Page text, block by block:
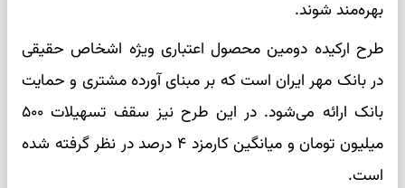
بهره‌مند شوند.
طرح ارکیده دومین محصول اعتباری ویژه اشخاص حقیقی
در بانک مهر ایران است که بر مبنای آورده مشتری و حمایت
بانک ارائه می‌شود. در این طرح نیز سقف تسهیلات ۵۰۰
میلیون تومان و میانگین کارمزد ۴ درصد در نظر گرفته شده
است.